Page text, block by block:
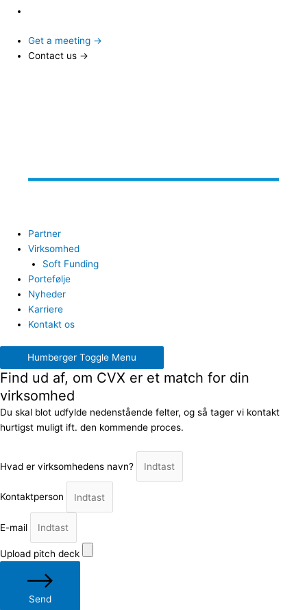
Get a meeting →
Contact us →
Partner
Virksomhed
Soft Funding
Portefølje
Nyheder
Karriere
Kontakt os
Humberger Toggle Menu
Find ud af, om CVX er et match for din
virksomhed
Du skal blot udfylde nedenstående felter, og så tager vi kontakt
hurtigst muligt ift. den kommende proces.
Hvad er virksomhedens navn?
Kontaktperson
E-mail
Upload pitch deck
Send